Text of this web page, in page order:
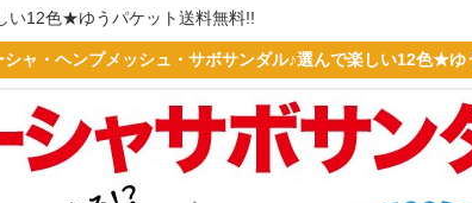
い12色★ゆうパケット送料無料!!
ャ・ヘンプメッシュ・サボサンダル♪選んで楽しい12色★ゆ